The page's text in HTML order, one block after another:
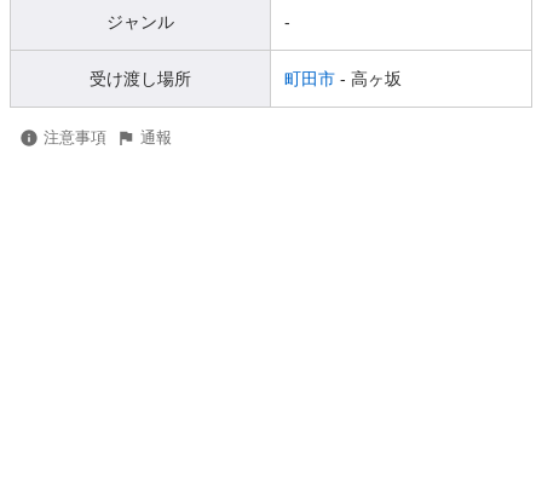
ジャンル -
受け渡し場所 町田市 - 高ヶ坂
注意事項 通報